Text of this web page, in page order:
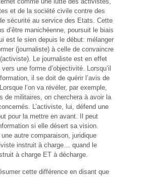
et de la société civile contre des
sécurité au service des Etats. Cette
d’être manichéenne, poursuit le biais
est le sien depuis le début: mélanger
(journaliste) à celle de convaincre
Le journaliste est en effet
une forme d’objectivité. Lorsqu’il
il se doit de quérir l’avis de
l’on va révéler, par exemple,
de militaires, on cherchera à avoir la
L’activiste, lui, défend une
pour la mettre en avant. Il peut
si elle désert sa vision.
une autre comparaison, juridique
instruit à charge… quand le
à charge ET à décharge.
cette différence en disant que